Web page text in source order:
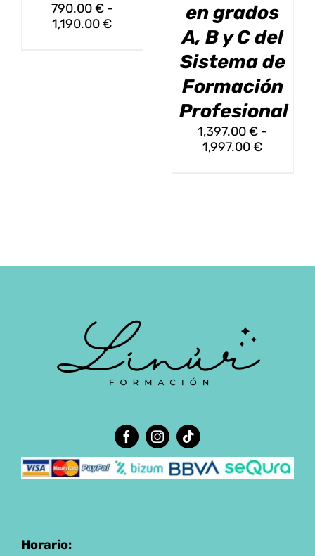
PÁGINA
DE
790.00€ -
1,190.00€Rango
PÁGINA
DE
en grados
A, B y C del
Sistema de
Formación
Profesional
1,397.00€ -
1,997.00€Rango
Horario: